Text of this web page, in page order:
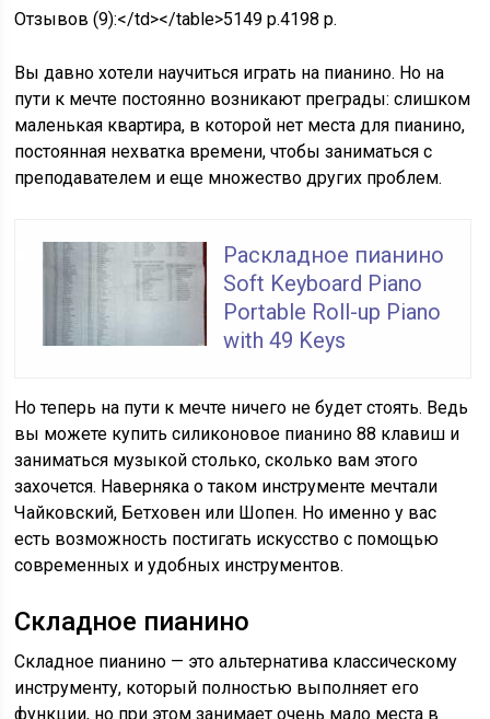
Отзывов (9):</td></table>5149 р.4198 р.
Вы давно хотели научиться играть на пианино. Но на
пути к мечте постоянно возникают преграды: слишком
маленькая квартира, в которой нет места для пианино,
постоянная нехватка времени, чтобы заниматься с
преподавателем и еще множество других проблем.
Раскладное пианино
Soft Keyboard Piano
Portable Roll-up Piano
with 49 Keys
Но теперь на пути к мечте ничего не будет стоять. Ведь
вы можете купить силиконовое пианино 88 клавиш и
заниматься музыкой столько, сколько вам этого
захочется. Наверняка о таком инструменте мечтали
Чайковский, Бетховен или Шопен. Но именно у вас
есть возможность постигать искусство с помощью
современных и удобных инструментов.
Складное пианино
Складное пианино — это альтернатива классическому
инструменту, который полностью выполняет его
функции, но при этом занимает очень мало места в